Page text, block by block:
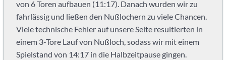
Student
neben
dem
Studium
einen
von 6 Toren aufbauen (11:17). Danach wurden wir zu
fahrlässig und ließen den Nußlochern zu viele Chancen.
Viele technische Fehler auf unsere Seite resultierten in
einem 3-Tore Lauf von Nußloch, sodass wir mit einem
Spielstand von 14:17 in die Halbzeitpause gingen.